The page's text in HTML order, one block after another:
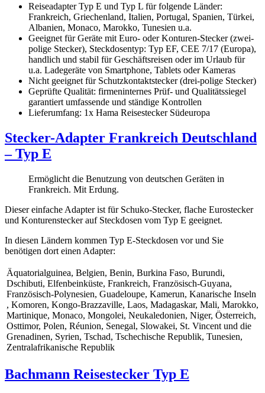
Reiseadapter Typ E und Typ L für folgende Länder:
Frankreich, Griechenland, Italien, Portugal, Spanien, Türkei,
Albanien, Monaco, Marokko, Tunesien u.a.
Geeignet für Geräte mit Euro- oder Konturen-Stecker (zwei-
polige Stecker), Steckdosentyp: Typ EF, CEE 7/17 (Europa),
handlich und stabil für Geschäftsreisen oder im Urlaub für
u.a. Ladegeräte von Smartphone, Tablets oder Kameras
Nicht geeignet für Schutzkontaktstecker (drei-polige Stecker)
Geprüfte Qualität: firmeninternes Prüf- und Qualitätssiegel
garantiert umfassende und ständige Kontrollen
Lieferumfang: 1x Hama Reisestecker Südeuropa
Stecker-Adapter Frankreich Deutschland
– Typ E
Ermöglicht die Benutzung von deutschen Geräten in
Frankreich. Mit Erdung.
Dieser einfache Adapter ist für Schuko-Stecker, flache Eurostecker
und Konturenstecker auf Steckdosen vom Typ E geeignet.
In diesen Ländern kommen Typ E-Steckdosen vor und Sie
benötigen dort einen Adapter:
Äquatorialguinea, Belgien, Benin, Burkina Faso, Burundi,
Dschibuti, Elfenbeinküste, Frankreich, Französisch-Guyana,
Französisch-Polynesien, Guadeloupe, Kamerun, Kanarische Inseln
, Komoren, Kongo-Brazzaville, Laos, Madagaskar, Mali, Marokko,
Martinique, Monaco, Mongolei, Neukaledonien, Niger, Österreich,
Osttimor, Polen, Réunion, Senegal, Slowakei, St. Vincent und die
Grenadinen, Syrien, Tschad, Tschechische Republik, Tunesien,
Zentralafrikanische Republik
Bachmann Reisestecker Typ E